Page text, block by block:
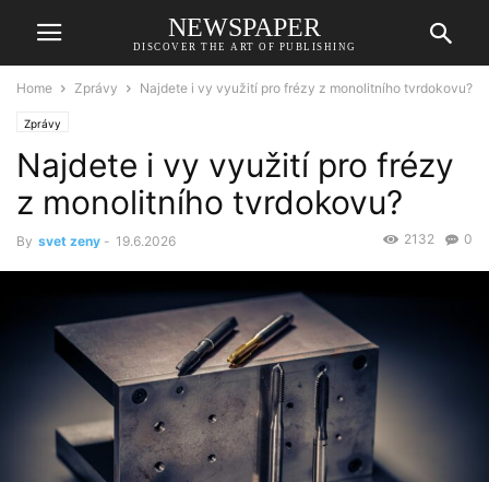
NEWSPAPER
DISCOVER THE ART OF PUBLISHING
Home Zprávy Najdete i vy využití pro frézy z monolitního tvrdokovu?
Zprávy
Najdete i vy využití pro frézy
z monolitního tvrdokovu?
By svet zeny - 19.6.2026 0
2132